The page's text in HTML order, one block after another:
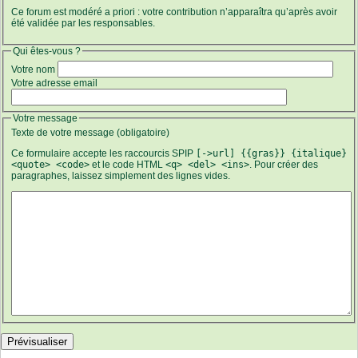
Ce forum est modéré a priori : votre contribution n’apparaîtra qu’après avoir
été validée par les responsables.
Qui êtes-vous ?
Votre nom
Votre adresse email
Votre message
Texte de votre message (obligatoire)
Ce formulaire accepte les raccourcis SPIP
[->url] {{gras}} {italique}
<quote> <code> et le code HTML <q> <del> <ins>. Pour créer des
paragraphes, laissez simplement des lignes vides.